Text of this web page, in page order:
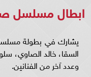
ابطال مسلسل
السقا، خالد الصاوي،
وعدد آخر من الفنانين.